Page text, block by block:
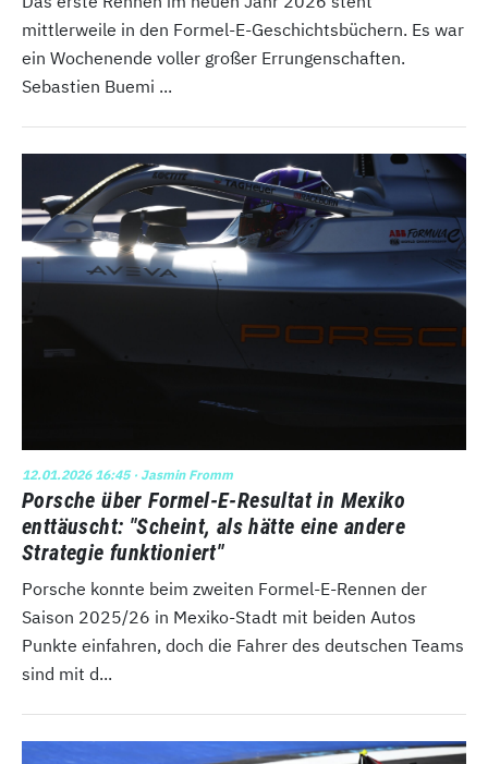
mittlerweile in den Formel-E-Geschichtsbüchern. Es war
ein Wochenende voller großer Errungenschaften.
Sebastien Buemi ...
12.01.2026 16:45· Jasmin Fromm
Porsche über Formel-E-Resultat in Mexiko
enttäuscht: "Scheint, als hätte eine andere
Strategie funktioniert"
Porsche konnte beim zweiten Formel-E-Rennen der
Saison 2025/26 in Mexiko-Stadt mit beiden Autos
Punkte einfahren, doch die Fahrer des deutschen Teams
sind mit d...